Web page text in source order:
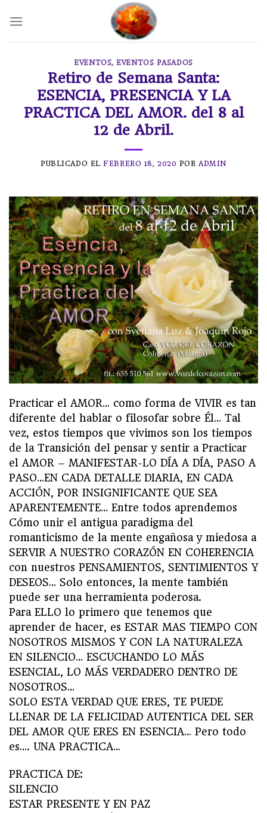
EVENTOS,EVENTOS PASADOS
Retiro de Semana Santa:
ESENCIA, PRESENCIA Y LA
PRACTICA DEL AMOR. del 8 al
12 de Abril.
PUBLICADO EL FEBRERO 18, 2020 POR ADMIN
Practicar el AMOR… como forma de VIVIR es tan
diferente del hablar o filosofar sobre Él… Tal
vez, estos tiempos que vivimos son los tiempos
de la Transición del pensar y sentir a Practicar
el AMOR – MANIFESTAR-LO DÍA A DÍA, PASO A
PASO…EN CADA DETALLE DIARIA, EN CADA
ACCIÓN, POR INSIGNIFICANTE QUE SEA
APARENTEMENTE… Entre todos aprendemos
Cómo unir el antigua paradigma del
romanticismo de la mente engañosa y miedosa a
SERVIR A NUESTRO CORAZÓN EN COHERENCIA
con nuestros PENSAMIENTOS, SENTIMIENTOS Y
DESEOS… Solo entonces, la mente también
puede ser una herramienta poderosa.
Para ELLO lo primero que tenemos que
aprender de hacer, es ESTAR MAS TIEMPO CON
NOSOTROS MISMOS Y CON LA NATURALEZA
EN SILENCIO… ESCUCHANDO LO MÁS
ESENCIAL, LO MÁS VERDADERO DENTRO DE
NOSOTROS…
SOLO ESTA VERDAD QUE ERES, TE PUEDE
LLENAR DE LA FELICIDAD AUTENTICA DEL SER
DEL AMOR QUE ERES EN ESENCIA… Pero todo
es…. UNA PRACTICA…
PRACTICA DE:
SILENCIO
ESTAR PRESENTE Y EN PAZ